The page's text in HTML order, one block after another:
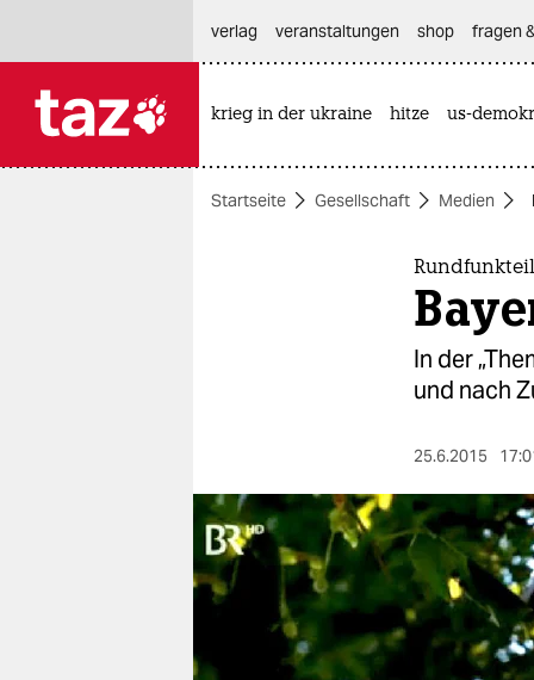
themen
berlin
nord
wahrheit
verlag
veranstaltungen shop fragen
krieg in der ukraine hitze us-
Startseite Gesellschaft Medien
In der
und nach
25.6.2015